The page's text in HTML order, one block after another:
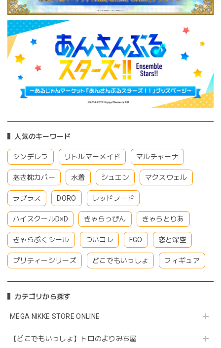
人気のキーワード
シンデレラ リトルマーメイド マルチャーナ
抱き枕カバー 水着 シュエン マクスウェル
ラプラス DORO レッドフード
ハイスクールD×D きゃらっぴん きゃらとりあ
きゃらぷくシール ついコレ FGO 恋と深空
プリティーシリーズ どこでもいっしょ フィギュア
カテゴリから探す
MEGA NIKKE STORE ONLINE
【どこでもいっしょ】トロのよりみち屋